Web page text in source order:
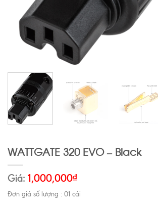
WATTGATE 320 EVO – Black
Giá: 1,000,000₫
Đơn giá số lượng : 01 cái